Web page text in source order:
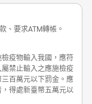
、要求ATM轉帳。
疫物輸入我國，應符
禁止輸入之應施檢疫
百萬元以下罰金。應
得處新臺幣五萬元以